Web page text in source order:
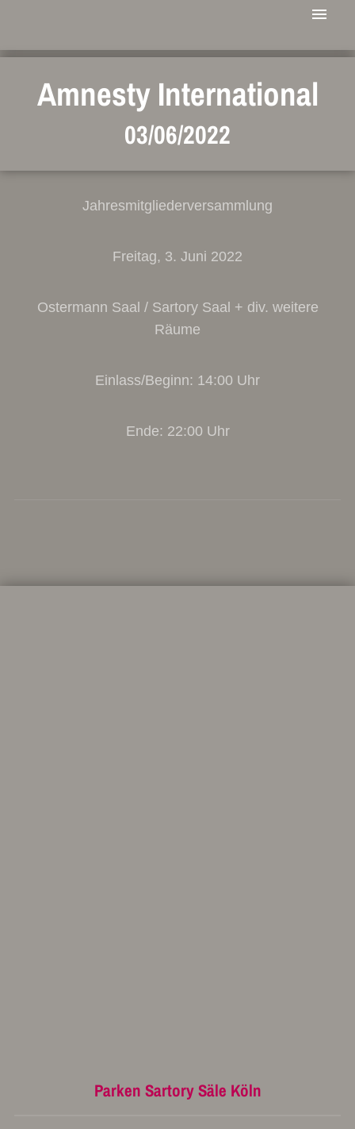
Amnesty International
03/06/2022
Jahresmitgliederversammlung
Freitag, 3. Juni 2022
Ostermann Saal / Sartory Saal + div. weitere
Räume
Einlass/Beginn: 14:00 Uhr
Ende: 22:00 Uhr
Parken Sartory Säle Köln